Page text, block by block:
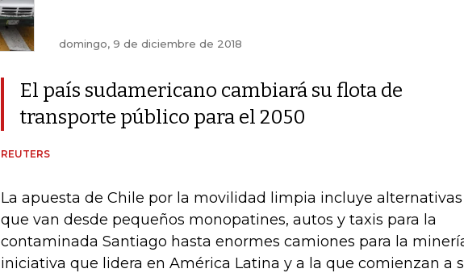
domingo, 9 de diciembre de 2018
El país sudamericano cambiará su flota de
transporte público para el 2050
REUTERS
La apuesta de Chile por la movilidad limpia incluye
que van desde pequeños monopatines, autos y taxis para la
contaminada Santiago hasta enormes camiones para la
iniciativa que lidera en América Latina y a la que comienzan a